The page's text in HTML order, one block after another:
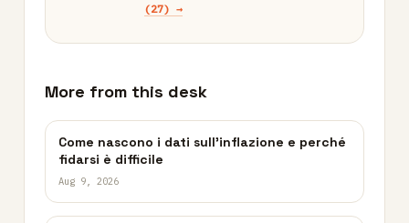
(27) →
More from this desk
Come nascono i dati sull’inflazione e perché
fidarsi è difficile
Aug 9, 2026